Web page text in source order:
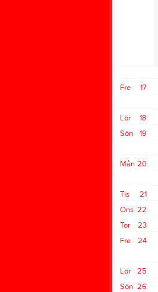
17
Fre
18
Lör
19
Sön
20
Mån
21
Tis
22
Ons
23
Tor
24
Fre
25
Lör
26
Sön